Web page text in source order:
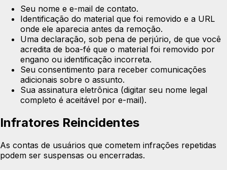
Seu nome e e-mail de contato.
Identificação do material que foi removido e a URL
onde ele aparecia antes da remoção.
Uma declaração, sob pena de perjúrio, de que você
acredita de boa-fé que o material foi removido por
engano ou identificação incorreta.
Seu consentimento para receber comunicações
adicionais sobre o assunto.
Sua assinatura eletrônica (digitar seu nome legal
completo é aceitável por e-mail).
Infratores Reincidentes
As contas de usuários que cometem infrações repetidas
podem ser suspensas ou encerradas.